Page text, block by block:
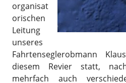
organisat
orischen
Leitung
unseres
Fahrtenseglerobmann
diesem Revier statt,
mehrfach auch